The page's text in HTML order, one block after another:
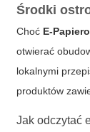
Środki
Choć E-
otwierać
lokalnymi
produktów
Jak odczytać